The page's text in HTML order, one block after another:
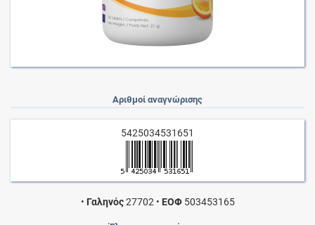
Αριθμοί αναγνώρισης
5425034531651
• Γαληνός27702 • ΕΟΦ503453165